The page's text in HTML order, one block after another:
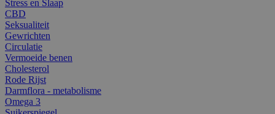
Stress en Slaap
CBD
Seksualiteit
Gewrichten
Circulatie
Vermoeide benen
Cholesterol
Rode Rijst
Darmflora - metabolisme
Omega 3